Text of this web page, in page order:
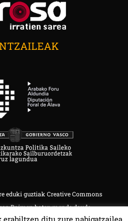
eduki guztiak Creative Commons
Baimen baten mende daude.
erabiltzen ditu zure nabigatzailea